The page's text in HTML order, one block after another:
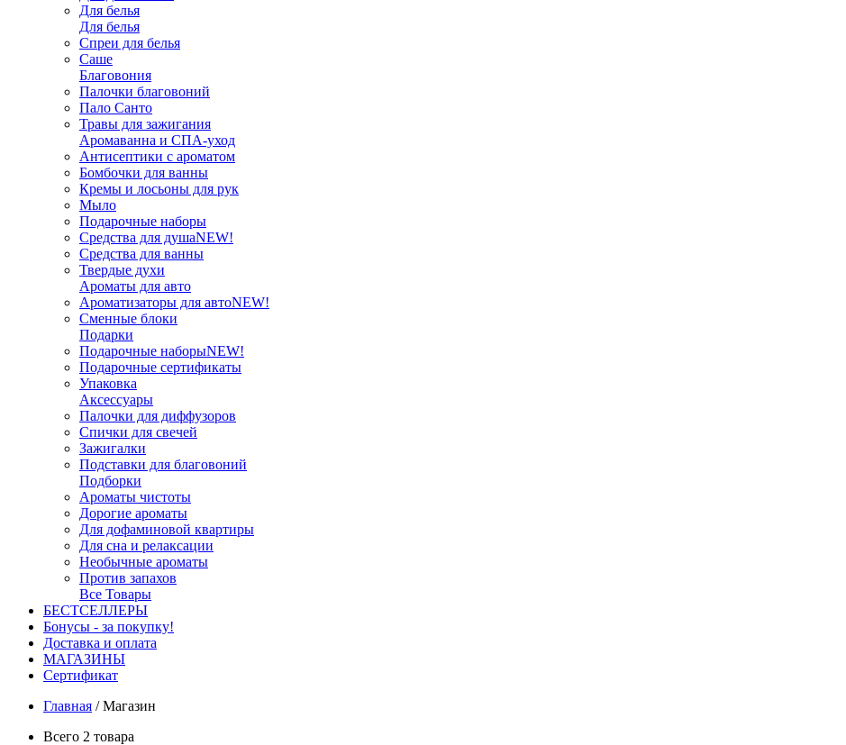
Для белья
Для белья
Спреи для белья
Саше
Благовония
Палочки благовоний
Пало Санто
Травы для зажигания
Аромаванна и СПА-уход
Антисептики с ароматом
Бомбочки для ванны
Кремы и лосьоны для рук
Мыло
Подарочные наборы
Средства для душаNEW!
Средства для ванны
Твердые духи
Ароматы для авто
Ароматизаторы для автоNEW!
Сменные блоки
Подарки
Подарочные наборыNEW!
Подарочные сертификаты
Упаковка
Аксессуары
Палочки для диффузоров
Спички для свечей
Зажигалки
Подставки для благовоний
Подборки
Ароматы чистоты
Дорогие ароматы
Для дофаминовой квартиры
Для сна и релаксации
Необычные ароматы
Против запахов
Все Товары
БЕСТСЕЛЛЕРЫ
Бонусы - за покупку!
Доставка и оплата
МАГАЗИНЫ
Cертификат
Главная /Магазин
Всего 2 товара